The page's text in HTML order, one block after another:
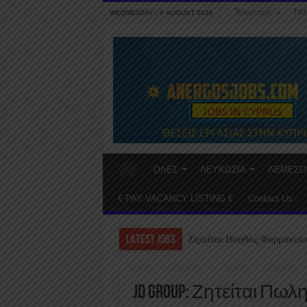
WEDNESDAY , 5 AUGUST 2026 Τελευταίες
ΟΛΕΣ ΛΕΥΚΩΣΙΑ
€ PAY VACANCY LISTING € Contact Us
LATEST JOBS Ζητείται Βοηθός
JD Group: Ζητείται